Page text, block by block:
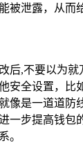
被泄露，从而
后,不要以为
安全设置，比
像是一道道防
一步提高钱包
。